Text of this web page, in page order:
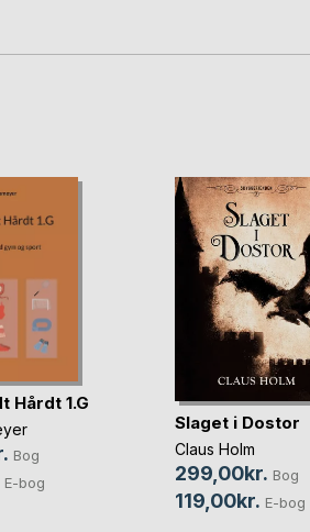
Hårdt 1.G
Bog
E-bog
Slaget i Dostor
Claus Holm
299,00kr. Bog
119,00kr. E-bog